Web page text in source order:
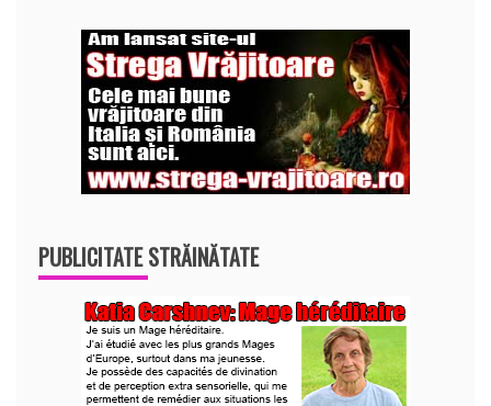
PUBLICITATE STRĂINĂTATE